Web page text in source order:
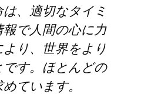
は、適切なタイミ
で人間の心に力
り、世界をより
す。ほとんどの
ています。